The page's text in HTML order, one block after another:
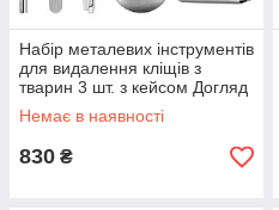
Набір металевих інструментів
для видалення кліщів з
тварин 3 шт. з кейсом Догляд
за домашніми улюбленцями
Немає в наявності
830 ₴